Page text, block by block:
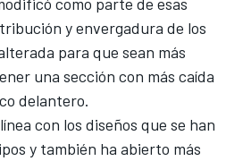
y envergadura de los
para que sean más
una sección con más caída
delantero.
con los diseños que se han
y también ha abierto más